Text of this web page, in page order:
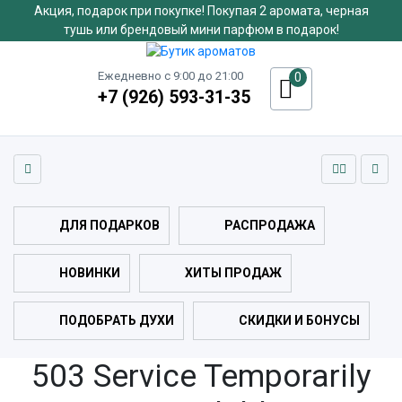
Акция, подарок при покупке! Покупая 2 аромата, черная
тушь или брендовый мини парфюм в подарок!
Ежедневно с 9:00 до 21:00
+7 (926) 593-31-35
0
ДЛЯ ПОДАРКОВ РАСПРОДАЖА
НОВИНКИ ХИТЫ ПРОДАЖ
ПОДОБРАТЬ ДУХИ СКИДКИ И БОНУСЫ
503 Service Temporarily